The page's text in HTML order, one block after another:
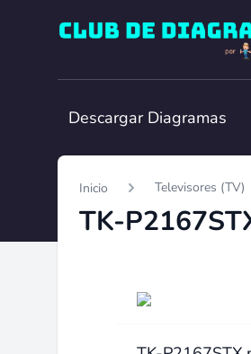
Club de Diagramas
Descargar Diagramas
Inicio Televisores (TV)
TK-